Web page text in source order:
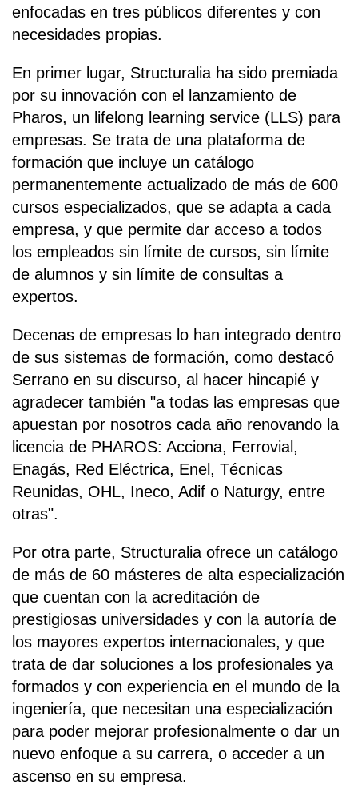
enfocadas en tres públicos diferentes y con
necesidades propias.
En primer lugar, Structuralia ha sido premiada
por su innovación con el lanzamiento de
Pharos, un lifelong learning service (LLS) para
empresas. Se trata de una plataforma de
formación que incluye un catálogo
permanentemente actualizado de más de 600
cursos especializados, que se adapta a cada
empresa, y que permite dar acceso a todos
los empleados sin límite de cursos, sin límite
de alumnos y sin límite de consultas a
expertos.
Decenas de empresas lo han integrado dentro
de sus sistemas de formación, como destacó
Serrano en su discurso, al hacer hincapié y
agradecer también "a todas las empresas que
apuestan por nosotros cada año renovando la
licencia de PHAROS: Acciona, Ferrovial,
Enagás, Red Eléctrica, Enel, Técnicas
Reunidas, OHL, Ineco, Adif o Naturgy, entre
otras".
Por otra parte, Structuralia ofrece un catálogo
de más de 60 másteres de alta especialización
que cuentan con la acreditación de
prestigiosas universidades y con la autoría de
los mayores expertos internacionales, y que
trata de dar soluciones a los profesionales ya
formados y con experiencia en el mundo de la
ingeniería, que necesitan una especialización
para poder mejorar profesionalmente o dar un
nuevo enfoque a su carrera, o acceder a un
ascenso en su empresa.